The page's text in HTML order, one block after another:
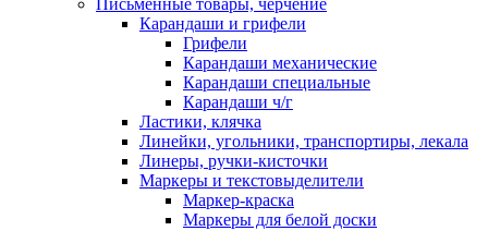
Письменные товары, черчение
Карандаши и грифели
Грифели
Карандаши механические
Карандаши специальные
Карандаши ч/г
Ластики, клячка
Линейки, угольники, транспортиры, лекала
Линеры, ручки-кисточки
Маркеры и текстовыделители
Маркер-краска
Маркеры для белой доски